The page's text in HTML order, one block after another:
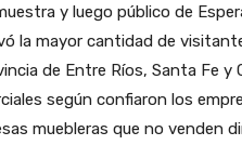
y luego público de
la mayor cantidad de
de Entre Ríos, Santa Fe
según confiaron los
muebleras que no venden